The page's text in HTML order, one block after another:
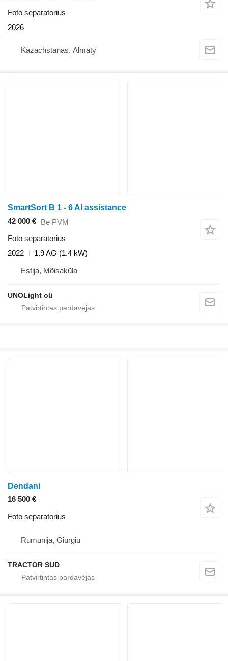
Foto separatorius
2026
Kazachstanas, Almaty
SmartSort B 1 - 6 AI assistance
42 000 € Be PVM
Foto separatorius
2022
1.9 AG (1.4 kW)
Estija, Mõisaküla
UNOLight oü
Dendani
16 500 €
Foto separatorius
Rumunija, Giurgiu
TRACTOR SUD